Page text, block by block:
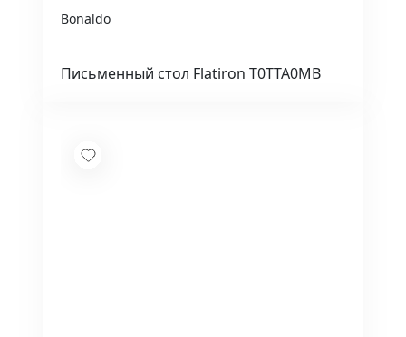
Bonaldo
Письменный стол Flatiron T0TTA0MB